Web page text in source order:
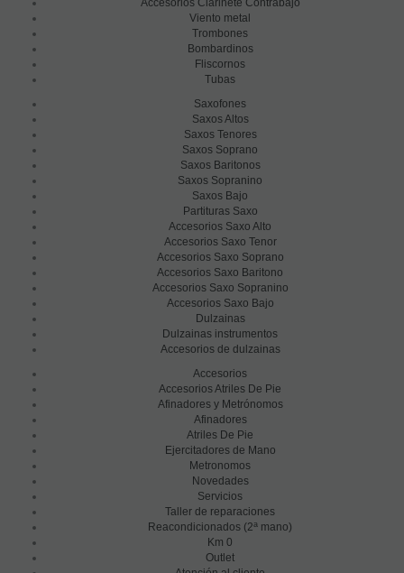
Accesorios Clarinete Contrabajo
Viento metal
Trombones
Bombardinos
Fliscornos
Tubas
Saxofones
Saxos Altos
Saxos Tenores
Saxos Soprano
Saxos Baritonos
Saxos Sopranino
Saxos Bajo
Partituras Saxo
Accesorios Saxo Alto
Accesorios Saxo Tenor
Accesorios Saxo Soprano
Accesorios Saxo Baritono
Accesorios Saxo Sopranino
Accesorios Saxo Bajo
Dulzainas
Dulzainas instrumentos
Accesorios de dulzainas
Accesorios
Accesorios Atriles De Pie
Afinadores y Metrónomos
Afinadores
Atriles De Pie
Ejercitadores de Mano
Metronomos
Novedades
Servicios
Taller de reparaciones
Reacondicionados (2a mano)
Km 0
Outlet